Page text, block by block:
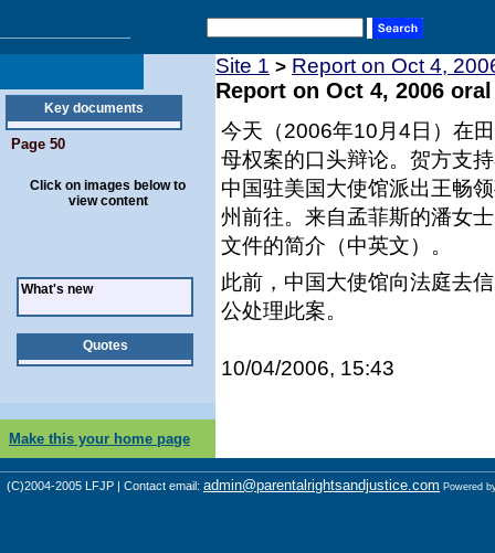
Key documents
Page 50
Click on images below to
view content
What's new
Quotes
Site 1 > Report on Oct 4,
Report on Oct 4, 2006
今天（2006年10月4日）在
母权案的口头辩论。贺方支
中国驻美国大使馆派出王畅
州前往。来自孟菲斯的潘女
文件的简介（中英文）。
此前，中国大使馆向法庭去
公处理此案。
10/04/2006, 15:43
Make this your home page
(C)2004-2005 LFJP | Contact email: admin@parentalrightsandjustice.com Powered